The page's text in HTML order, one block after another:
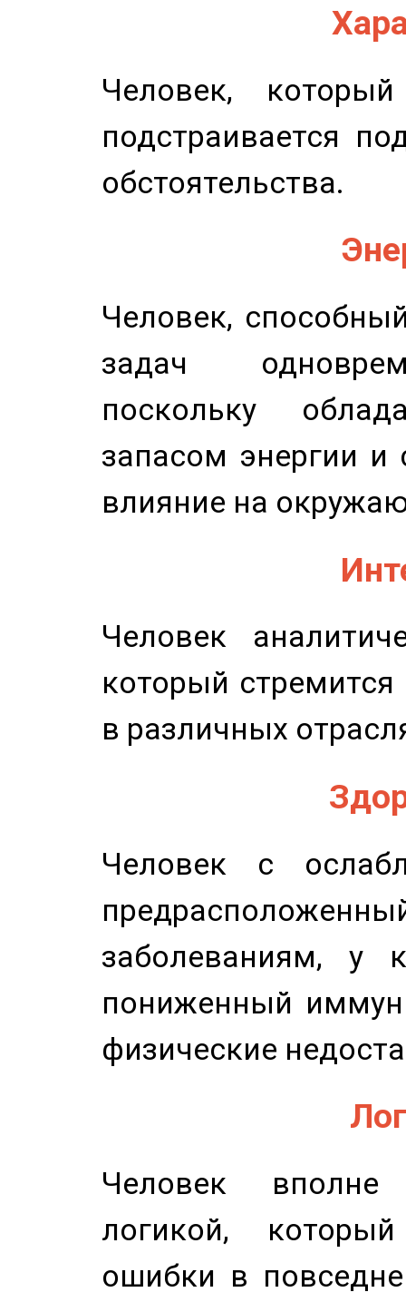
Человек,
подстраивается
обстоятельства.
Человек,
задач
поскольку
запасом энергии и
влияние на
Человек
который
в различных
Человек с
заболеваниям, у
пониженный
физические
Человек
логикой,
ошибки в